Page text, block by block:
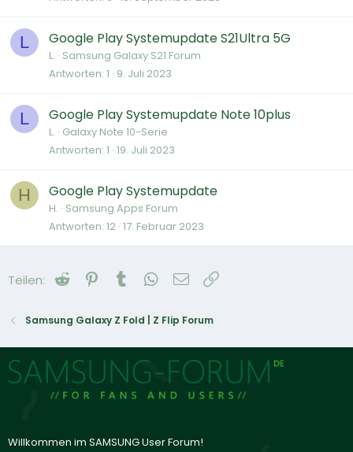
L Google Play Systemupdate S21Ultra 5G
L. Samsung Galaxy S21 Forum
Antworten 1 9. Juli 2023
L Google Play Systemupdate Note 10plus
L. Galaxy Note 10-Serie
Antworten 1 19. Juli 2023
H Google Play Systemupdate
H. Samsung Apps Forum
Antworten 12 17. Februar 2023
Teilen: Reddit Pinterest
Tumblr WhatsApp
E-Mail
Samsung Galaxy Z Fold | Z Flip Forum
Willkommen im SAMSUNG User Forum!